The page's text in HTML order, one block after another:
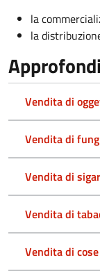
la
la
Vendita di
Vendita di
Vendita di
Vendita di
Vendita di